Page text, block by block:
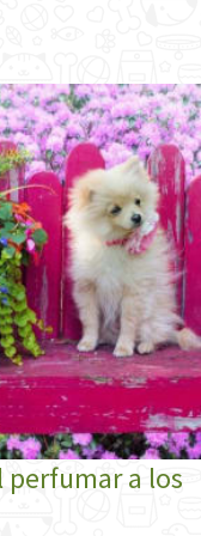
perfumar a los